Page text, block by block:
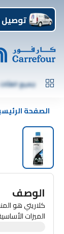
جميع الفئات
الصفحة
الوصف
كلاريتي هو
الميزات الأساسية